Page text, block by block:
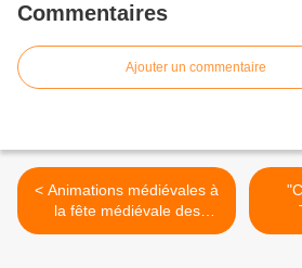
Commentaires
Ajouter un commentaire
< Animations médiévales à
la fête médiévale des
Carmes, Avignon (84)